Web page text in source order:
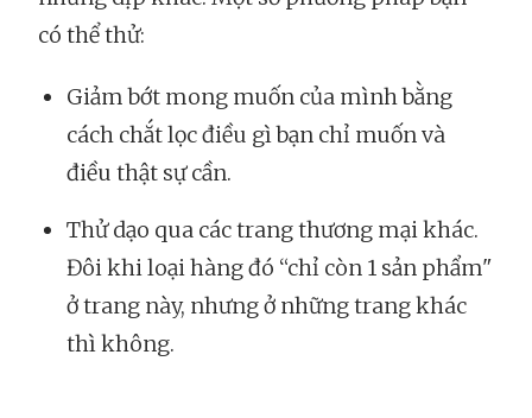
có thể thử:
Giảm bớt mong muốn của mình bằng
cách chắt lọc điều gì bạn chỉ muốn và
điều thật sự cần.
Thử dạo qua các trang thương mại khác.
Đôi khi loại hàng đó “chỉ còn 1 sản phẩm"
ở trang này, nhưng ở những trang khác
thì không.